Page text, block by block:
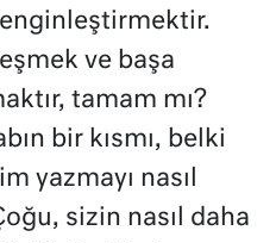
ve başa
tamam mı?
bir kısmı, belki
yazmayı nasıl
sizin nasıl daha